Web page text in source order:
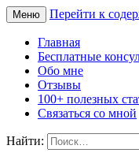
Свет
Меню Перейти к
Главная
Бесплатные
Обо мне
Отзывы
100+ полезных
Связаться со мной
Найти: